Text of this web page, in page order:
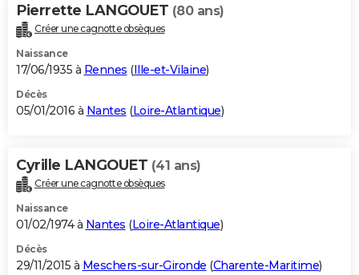
Pierrette LANGOUET (80 ans)
Créer une cagnotte obsèques
Naissance
17/06/1935 à Rennes (Ille-et-Vilaine)
Décès
05/01/2016 à Nantes (Loire-Atlantique)
Cyrille LANGOUET (41 ans)
Créer une cagnotte obsèques
Naissance
01/02/1974 à Nantes (Loire-Atlantique)
Décès
29/11/2015 à Meschers-sur-Gironde (Charente-Maritime)